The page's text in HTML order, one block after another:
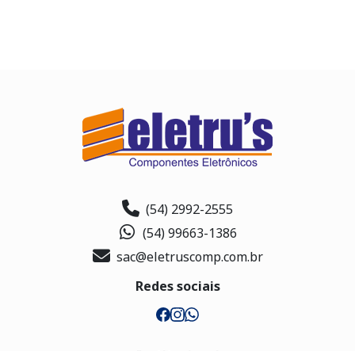
(54) 2992-2555
(54) 99663-1386
sac@eletruscomp.com.br
Redes sociais